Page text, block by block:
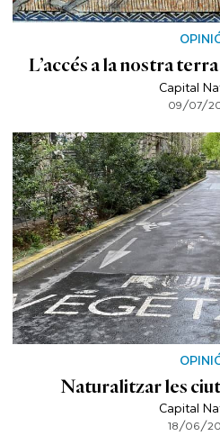
L’accés a la nostra
Capital
09/07/
Naturalitzar les
Capital
18/06/